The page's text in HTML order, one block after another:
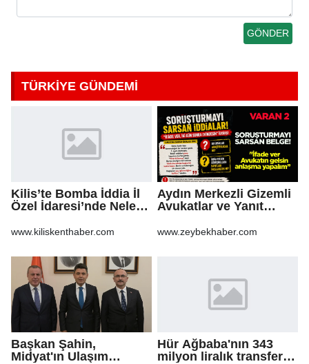
TÜRKİYE GÜNDEMİ
Kilis’te Bomba İddia İl
Özel İdaresi’nde Neler
www.kiliskenthaber.com
Aydın Merkezli Gizemli
Avukatlar ve Yanıt
www.zeybekhaber.com
Başkan Şahin,
Midyat'ın Ulaşım
Hür Ağbaba'nın 343
milyon liralık transferi